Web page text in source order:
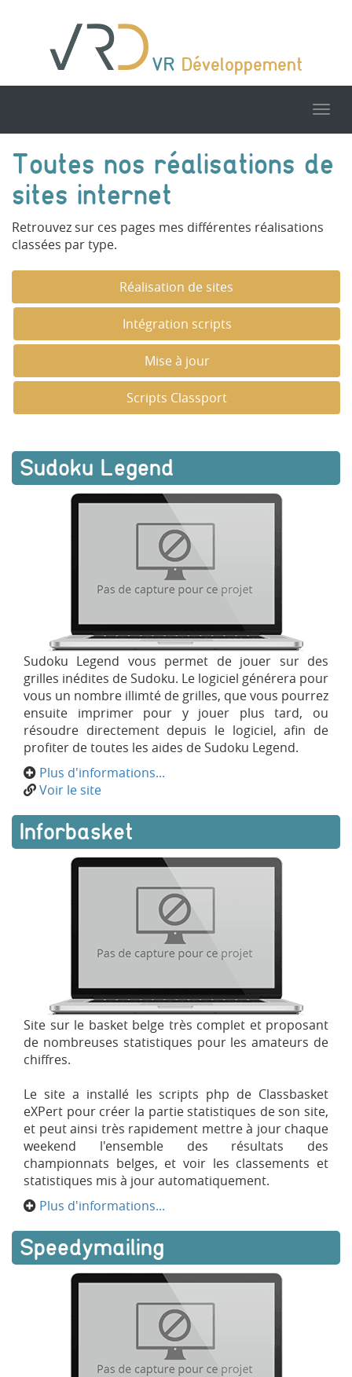
VR Développement
Toutes nos réalisations de
sites internet
Retrouvez sur ces pages mes différentes réalisations
classées par type.
Réalisation de sites
Intégration scripts
Mise à jour
Scripts Classport
Sudoku Legend
Sudoku Legend vous permet de jouer sur des
grilles inédites de Sudoku. Le logiciel générera pour
vous un nombre illimté de grilles, que vous pourrez
ensuite imprimer pour y jouer plus tard, ou
résoudre directement depuis le logiciel, afin de
profiter de toutes les aides de Sudoku Legend.
Plus d'informations...
Voir le site
Inforbasket
Site sur le basket belge très complet et proposant
de nombreuses statistiques pour les amateurs de
chiffres.
Le site a installé les scripts php de Classbasket
eXPert pour créer la partie statistiques de son site,
et peut ainsi très rapidement mettre à jour chaque
weekend l'ensemble des résultats des
championnats belges, et voir les classements et
statistiques mis à jour automatiquement.
Plus d'informations...
Speedymailing